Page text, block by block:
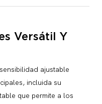
Versátil Y
ajustable
incluida su
que permite a los